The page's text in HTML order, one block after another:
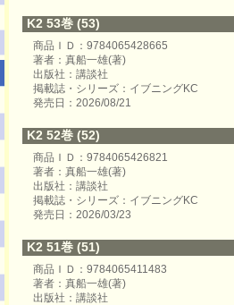
K2 53巻 (53)
商品ＩＤ：9784065428665
著者：真船一雄(著)
出版社：講談社
掲載誌・シリーズ：イブニングKC
発売日：2026/08/21
K2 52巻 (52)
商品ＩＤ：9784065426821
著者：真船一雄(著)
出版社：講談社
掲載誌・シリーズ：イブニングKC
発売日：2026/03/23
K2 51巻 (51)
商品ＩＤ：9784065411483
著者：真船一雄(著)
出版社：講談社